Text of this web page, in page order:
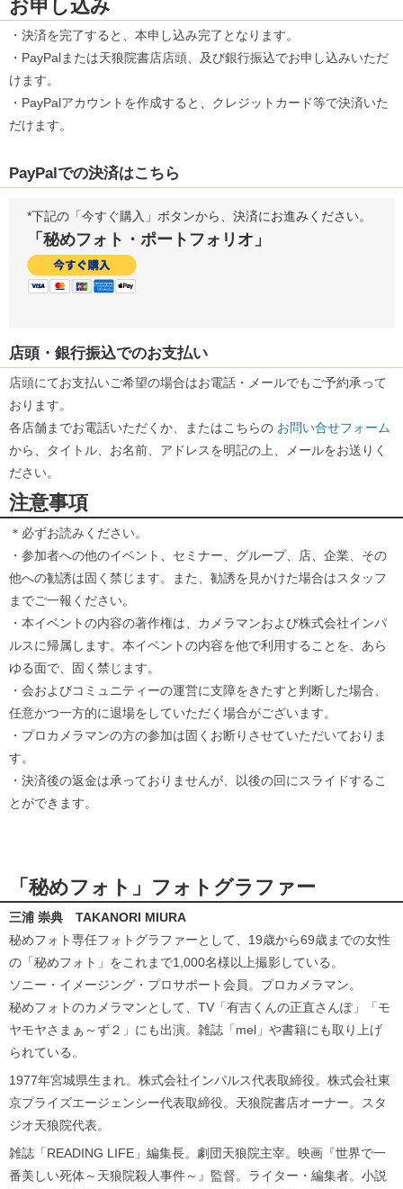
お申し込み
・決済を完了すると、本申し込み完了となります。
・PayPalまたは天狼院書店店頭、及び銀行振込でお申し込みいただ
けます。
・PayPalアカウントを作成すると、クレジットカード等で決済いた
だけます。
PayPalでの決済はこちら
*下記の「今すぐ購入」ボタンから、決済にお進みください。
「秘めフォト・ポートフォリオ」
店頭・銀行振込でのお支払い
店頭にてお支払いご希望の場合はお電話・メールでもご予約承って
おります。
各店舗までお電話いただくか、またはこちらの お問い合せフォーム
から、タイトル、お名前、アドレスを明記の上、メールをお送りく
ださい。
注意事項
＊必ずお読みください。
・参加者への他のイベント、セミナー、グループ、店、企業、その
他への勧誘は固く禁じます。また、勧誘を見かけた場合はスタッフ
までご一報ください。
・本イベントの内容の著作権は、カメラマンおよび株式会社インパ
ルスに帰属します。本イベントの内容を他で利用することを、あら
ゆる面で、固く禁じます。
・会およびコミュニティーの運営に支障をきたすと判断した場合、
任意かつ一方的に退場をしていただく場合がございます。
・プロカメラマンの方の参加は固くお断りさせていただいておりま
す。
・決済後の返金は承っておりませんが、以後の回にスライドするこ
とができます。
「秘めフォト」フォトグラファー
三浦 崇典 TAKANORI MIURA
秘めフォト専任フォトグラファーとして、19歳から69歳までの女性
の「秘めフォト」をこれまで1,000名様以上撮影している。
ソニー・イメージング・プロサポート会員。プロカメラマン。
秘めフォトのカメラマンとして、TV「有吉くんの正直さんぽ」「モ
ヤモヤさまぁ～ず２」にも出演。雑誌「mel」や書籍にも取り上げ
られている。
1977年宮城県生まれ。株式会社インパルス代表取締役。株式会社東
京プライズエージェンシー代表取締役。天狼院書店オーナー。スタ
ジオ天狼院代表。
雑誌「READING LIFE」編集長。劇団天狼院主宰。映画『世界で一
番美しい死体～天狼院殺人事件～』監督。ライター・編集者。小説